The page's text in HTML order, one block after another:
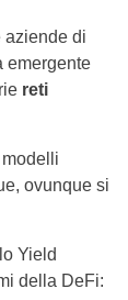
aziende di
emergente
reti
ovunque si
Yield
della DeFi: